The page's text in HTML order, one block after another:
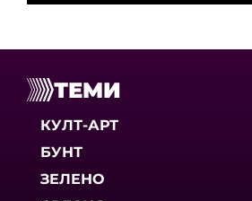
ТЕМИ
КУЛТ-АРТ
БУНТ
ЗЕЛЕНО